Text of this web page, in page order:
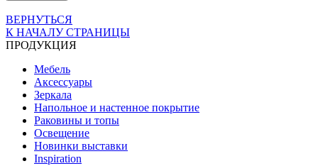
ВЕРНУТЬСЯ
К НАЧАЛУ СТРАНИЦЫ
ПРОДУКЦИЯ
Мебель
Аксессуары
Зеркала
Напольное и настенное покрытие
Раковины и топы
Освещение
Hовинки выставки
Inspiration